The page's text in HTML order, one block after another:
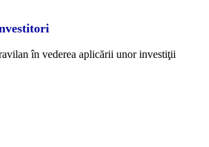
în vederea aplicării unor investiţii